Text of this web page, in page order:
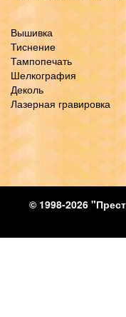
Вышивка
Тиснение
Тампопечать
Шелкография
Деколь
Лазерная гравировка
© 1998-2026